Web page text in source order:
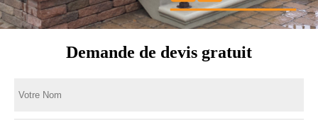
Demande de devis gratuit